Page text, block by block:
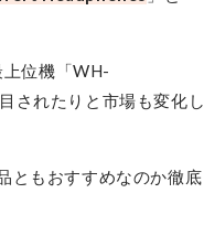
位機「WH-
されたりと市場も変化し
ともおすすめなのか徹底